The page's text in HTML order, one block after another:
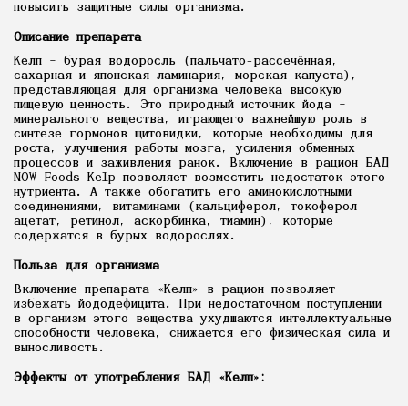
повысить защитные силы организма.
Описание препарата
Келп – бурая водоросль (пальчато-рассечённая,
сахарная и японская ламинария, морская капуста),
представляющая для организма человека высокую
пищевую ценность. Это природный источник йода –
минерального вещества, играющего важнейшую роль в
синтезе гормонов щитовидки, которые необходимы для
роста, улучшения работы мозга, усиления обменных
процессов и заживления ранок. Включение в рацион БАД
NOW Foods Kelp позволяет возместить недостаток этого
нутриента. А также обогатить его аминокислотными
соединениями, витаминами (кальциферол, токоферол
ацетат, ретинол, аскорбинка, тиамин), которые
содержатся в бурых водорослях.
Польза для организма
Включение препарата «Келп» в рацион позволяет
избежать йододефицита. При недостаточном поступлении
в организм этого вещества ухудшаются интеллектуальные
способности человека, снижается его физическая сила и
выносливость.
Эффекты от употребления БАД «Келп»: